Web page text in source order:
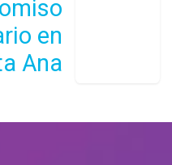
en
Ana